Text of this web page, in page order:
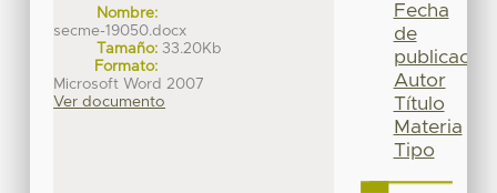
Nombre:
secme-19050.docx
Tamaño: 33.20Kb
Formato:
Microsoft Word 2007
Ver documento
Fecha
de
publicación
Autor
Título
Materia
Tipo